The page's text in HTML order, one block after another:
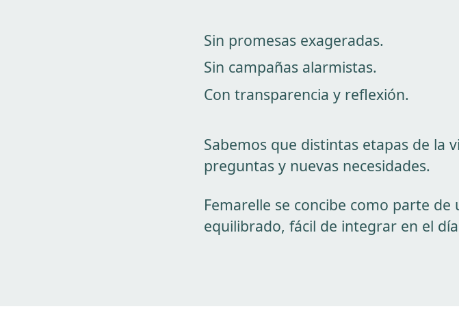
Sin promesas exageradas.
Sin campañas alarmistas.
Con transparencia y reflexión.
Sabemos que distintas etapas de la
preguntas y nuevas necesidades.
Femarelle se concibe como parte
equilibrado, fácil de integrar en el